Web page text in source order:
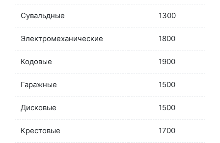
Сувальдные 1300
Электромеханические 1800
Кодовые 1900
Гаражные 1500
Дисковые 1500
Крестовые 1700